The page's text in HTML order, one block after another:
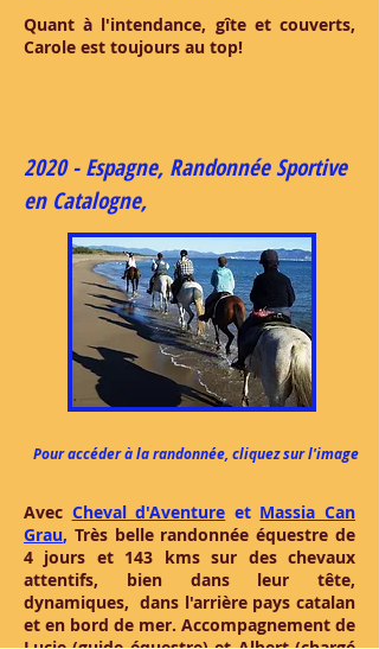
Quant à l'intendance, gîte et couverts,
Carole est toujours au top!
2020 - Espagne, Randonnée Sportive
en Catalogne,
Pour accéder à la randonnée, cliquez sur l'image
Avec Cheval d'Aventure et Massia Can
Grau, Très belle randonnée équestre de
4 jours et 143 kms sur des chevaux
attentifs, bien dans leur tête,
dynamiques, dans l'arrière pays catalan
et en bord de mer. Accompagnement de